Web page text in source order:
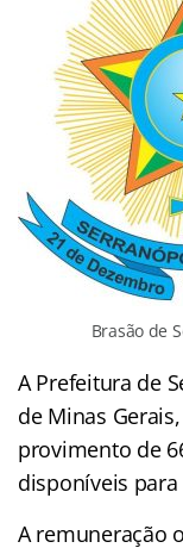
Brasão de
A Prefeitura de
de Minas
provimento de
disponíveis
A remuneração